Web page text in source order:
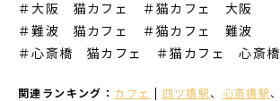
＃大阪 猫カフェ ＃猫カフェ 大阪
＃難波 猫カフェ
＃猫カフェ 難波
＃心斎橋 猫カフェ
＃猫カフェ 心斎橋
関連ランキング： カフェ | 四ツ橋駅、 心斎橋駅、